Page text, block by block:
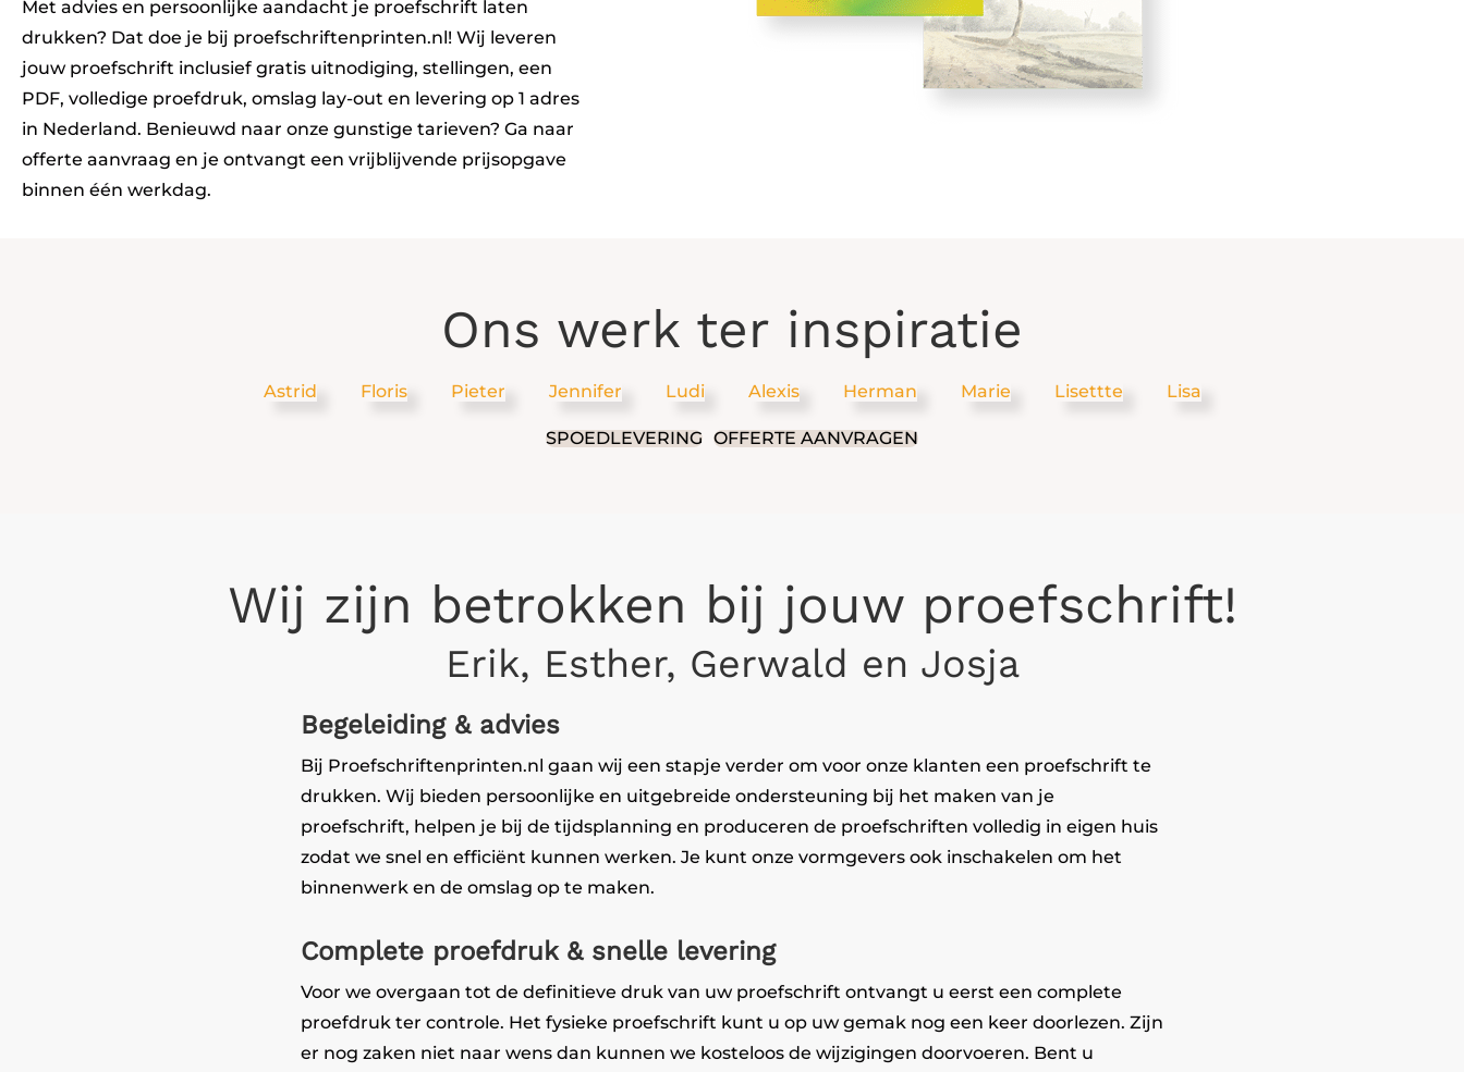
Met advies en persoonlijke aandacht je proefschrift laten
drukken? Dat doe je bij proefschriftenprinten.nl! Wij leveren
jouw proefschrift inclusief gratis uitnodiging, stellingen, een
PDF, volledige proefdruk, omslag lay-out en levering op 1 adres
in Nederland. Benieuwd naar onze gunstige tarieven? Ga naar
offerte aanvraag en je ontvangt een vrijblijvende prijsopgave
binnen één werkdag.
Ons werk ter inspiratie
Astrid Floris Pieter Jennifer Ludi Alexis Herman Marie Lisettte Lisa
SPOEDLEVERING OFFERTE AANVRAGEN
Wij zijn betrokken bij jouw proefschrift!
Erik, Esther, Gerwald en Josja
Begeleiding & advies
Bij Proefschriftenprinten.nl gaan wij een stapje verder om voor onze klanten een proefschrift te
drukken. Wij bieden persoonlijke en uitgebreide ondersteuning bij het maken van je
proefschrift, helpen je bij de tijdsplanning en produceren de proefschriften volledig in eigen huis
zodat we snel en efficiënt kunnen werken. Je kunt onze vormgevers ook inschakelen om het
binnenwerk en de omslag op te maken.
Complete proefdruk & snelle levering
Voor we overgaan tot de definitieve druk van uw proefschrift ontvangt u eerst een complete
proefdruk ter controle. Het fysieke proefschrift kunt u op uw gemak nog een keer doorlezen. Zijn
er nog zaken niet naar wens dan kunnen we kosteloos de wijzigingen doorvoeren. Bent u